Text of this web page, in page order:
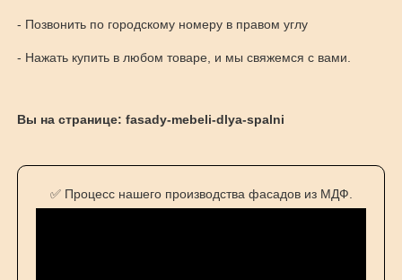
- Позвонить по городскому номеру в правом углу
- Нажать купить в любом товаре, и мы свяжемся с вами.
Вы на странице: fasady-mebeli-dlya-spalni
✅ Процесс нашего производства фасадов из МДФ.